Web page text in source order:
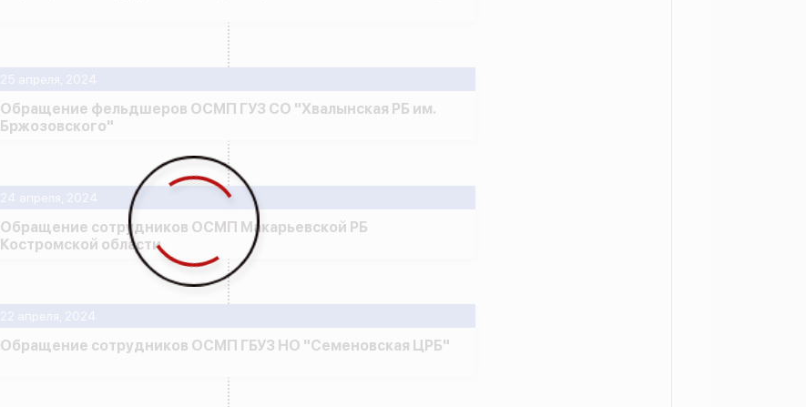
22 апреля, 2024
Обращение сотрудников ОСМП ГБУЗ НО "Семеновская ЦРБ"
24 апреля, 2024
Обращение сотрудников ОСМП Макарьевской РБ
Костромской области
25 апреля, 2024
Обращение фельдшеров ОСМП ГУЗ СО "Хвалынская РБ им.
Бржозовского"